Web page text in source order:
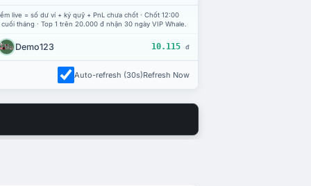
live = số dư ví + ký quỹ + PnL chưa chốt · Chốt 12:00
tháng · Top 1 trên 20.000 đ nhận 30 ngày VIP Whale.
Demo123 10.115 đ
Auto-refresh (30s)Refresh Now